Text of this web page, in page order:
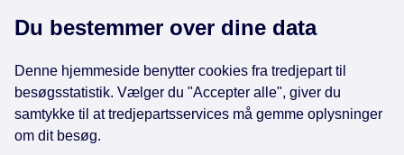
Genveje
EAN-numre i kommunen
Du bestemmer over dine data
Denne hjemmeside benytter cookies fra tredjepart til
besøgsstatistik. Vælger du "Accepter alle", giver du
samtykke til at tredjepartsservices må gemme oplysninger
om dit besøg.